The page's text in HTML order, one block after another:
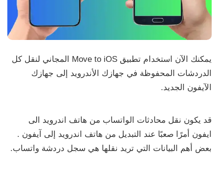
يمكنك الآن استخدام تطبيق Move to iOS المجاني لنقل كل
الدردشات المحفوظة في جهازك الأندرويد إلى جهازك
الآيفون الجديد.
قد يكون نقل محادثات الواتساب من هاتف اندرويد الى
ايفون أمرًا صعبًا عند التبديل من هاتف اندرويد إلى آيفون .
بعض أهم البيانات التي تريد نقلها هي سجل دردشة واتساب.